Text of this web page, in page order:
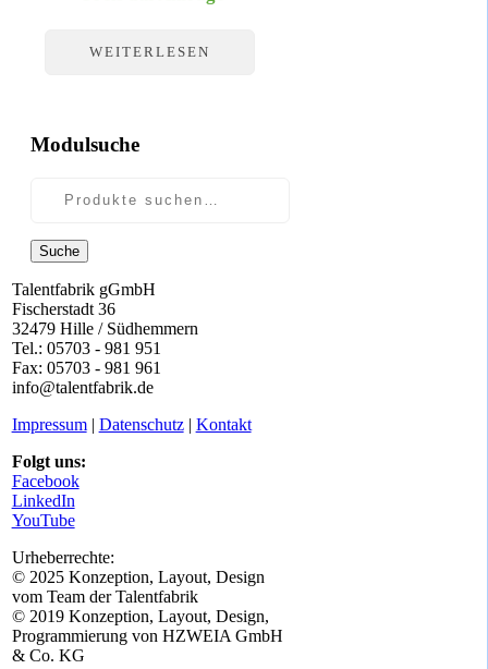
WEITERLESEN
Modulsuche
Suche
Talentfabrik gGmbH
Fischerstadt 36
32479 Hille / Südhemmern
Tel.: 05703 - 981 951
Fax: 05703 - 981 961
info@talentfabrik.de
Impressum| Datenschutz| Kontakt
Folgt uns:
Facebook
LinkedIn
YouTube
Urheberrechte:
© 2025 Konzeption, Layout, Design
vom Team der Talentfabrik
© 2019 Konzeption, Layout, Design,
Programmierung von HZWEIA GmbH
& Co. KG